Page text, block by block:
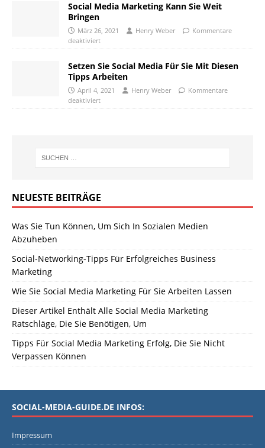
Social Media Marketing Kann Sie Weit
Bringen
März 26, 2021 Henry Weber
Kommentare
deaktiviert
Setzen Sie Social Media Für Sie Mit Diesen
Tipps Arbeiten
April 4, 2021 Henry Weber
Kommentare
deaktiviert
NEUESTE BEITRÄGE
Was Sie Tun Können, Um Sich In Sozialen Medien
Abzuheben
Social-Networking-Tipps Für Erfolgreiches Business
Marketing
Wie Sie Social Media Marketing Für Sie Arbeiten Lassen
Dieser Artikel Enthält Alle Social Media Marketing
Ratschläge, Die Sie Benötigen, Um
Tipps Für Social Media Marketing Erfolg, Die Sie Nicht
Verpassen Können
SOCIAL-MEDIA-GUIDE.DE INFOS:
Impressum